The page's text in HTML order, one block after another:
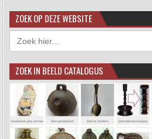
ZOEK OP DEZE WEBSITE
Zoek
naar:
ZOEK IN BEELD CATALOGUS